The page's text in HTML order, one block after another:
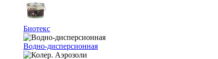
Биотекс
Водно-дисперсионная